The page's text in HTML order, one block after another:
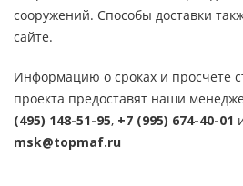
сооружений. Способы доставки
сайте.
Информацию о сроках и просчете
проекта предоставят наши
(495) 148-51-95, +7 (995) 674-40-01
msk@topmaf.ru